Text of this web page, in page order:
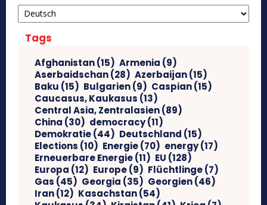
Tags
Afghanistan(15) Armenia (9)
Aserbaidschan(28) Azerbaijan(15)
Baku (15) Bulgarien(9) Caspian(15)
Caucasus, Kaukasus (13)
Central Asia, Zentralasien(89)
China (30) democracy(11)
Demokratie(44) Deutschland (15)
Elections (10) Energie(70) energy(17)
Erneuerbare Energie(11) EU (128)
Europa (12) Europe(9) Flüchtlinge(7)
Gas (45) Georgia (35) Georgien(46)
Iran(12) Kasachstan(54)